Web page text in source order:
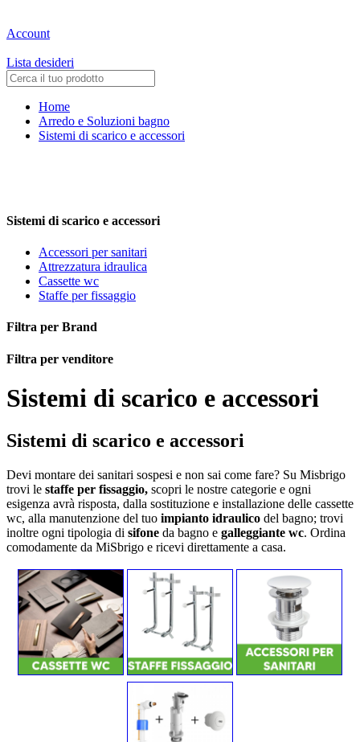
Account
Lista desideri
Home
Arredo e Soluzioni bagno
Sistemi di scarico e accessori
Sistemi di scarico e accessori
Accessori per sanitari
Attrezzatura idraulica
Cassette wc
Staffe per fissaggio
Filtra per Brand
Filtra per venditore
Sistemi di scarico e accessori
Sistemi di scarico e accessori
Devi montare dei sanitari sospesi e non sai come fare? Su Misbrigo
trovi le staffe per fissaggio, scopri le nostre categorie e ogni
esigenza avrà risposta, dalla sostituzione e installazione delle cassette
wc, alla manutenzione del tuo impianto idraulico del bagno; trovi
inoltre ogni tipologia di sifone da bagno e galleggiante wc. Ordina
comodamente da MiSbrigo e ricevi direttamente a casa.